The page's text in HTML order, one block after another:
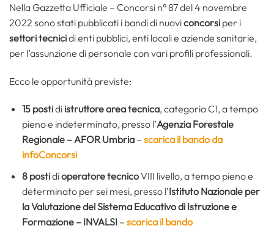
Nella Gazzetta Ufficiale – Concorsi n° 87 del 4 novembre
2022 sono stati pubblicati i bandi di nuoviconcorsi per i
settori tecnicidi enti pubblici, enti locali e aziende sanitarie,
per l’assunzione di personale con vari profili professionali.
Ecco le opportunità previste:
15 postidi istruttore area tecnica, categoria C1, a tempo
pieno e indeterminato, presso l’Agenzia Forestale
Regionale – AFOR Umbria– scarica il bando da
infoConcorsi
8 postidioperatore tecnicoVIII livello, a tempo pieno e
determinato per sei mesi, presso l’Istituto Nazionale per
la Valutazione del Sistema Educativo di Istruzione e
Formazione – INVALSI– scarica il bando